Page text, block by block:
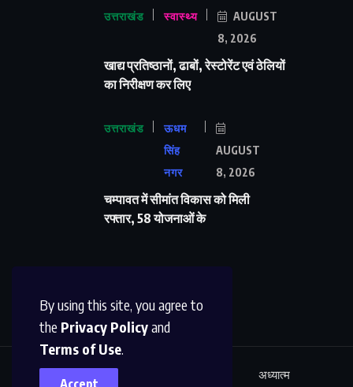
By using this site, you agree to
the Privacy Policyand
Terms of Use.
Accept
उत्तराखंड स्वास्थ्य
AUGUST
8, 2026
खाद्य प्रतिष्ठानों, ढाबों, रेस्टोरेंट एवं ठेलियों
का निरीक्षण कर लिए
उत्तराखंड
ऊधम
सिंह
नगर
AUGUST
8, 2026
चम्पावत में सीमांत विकास को मिली
रफ्तार, 58 योजनाओं के
ऊधम सिंह नगर अध्यात्म